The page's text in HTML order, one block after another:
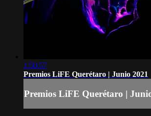
1:50:57
Premios LiFE Querétaro | Junio 2021
Premios LiFE Querétaro |